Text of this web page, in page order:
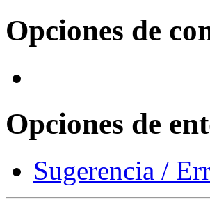
Opciones de
Opciones de
Sugerencia /